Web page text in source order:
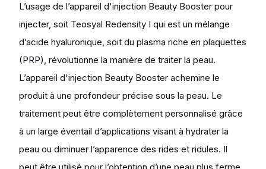
L’usage de l’appareil d'injection Beauty Booster pour
injecter, soit Teosyal Redensity I qui est un mélange
d’acide hyaluronique, soit du plasma riche en plaquettes
(PRP), révolutionne la manière de traiter la peau.
L’appareil d'injection Beauty Booster achemine le
produit à une profondeur précise sous la peau. Le
traitement peut être complètement personnalisé grâce
à un large éventail d’applications visant à hydrater la
peau ou diminuer l’apparence des rides et ridules. Il